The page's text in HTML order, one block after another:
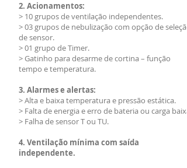
2. Acionamentos:
> 10 grupos de ventilação independentes.
> 03 grupos de nebulização com opção de seleção
de sensor.
> 01 grupo de Timer.
> Gatinho para desarme de cortina – função
tempo e temperatura.
3. Alarmes e alertas:
> Alta e baixa temperatura e pressão estática.
> Falta de energia e erro de bateria ou carga baixa.
> Falha de sensor T ou TU.
4. Ventilação mínima com saída
independente.